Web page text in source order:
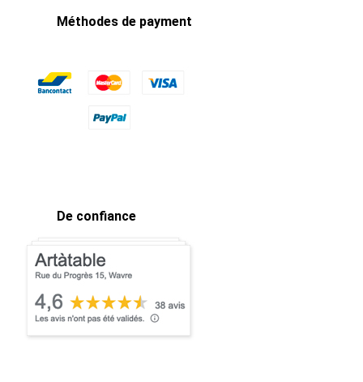
Méthodes de payment
De confiance